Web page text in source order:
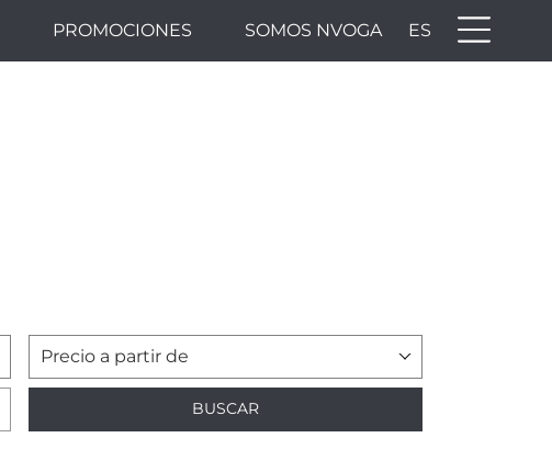
PROMOCIONES SOMOS NVOGA ES
Precio a partir de
BUSCAR